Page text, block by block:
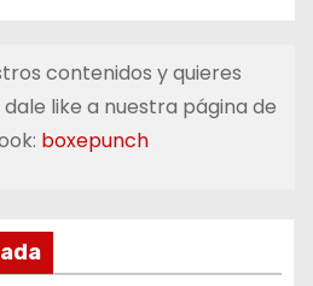
contenidos y quieres
like a nuestra página de
boxepunch